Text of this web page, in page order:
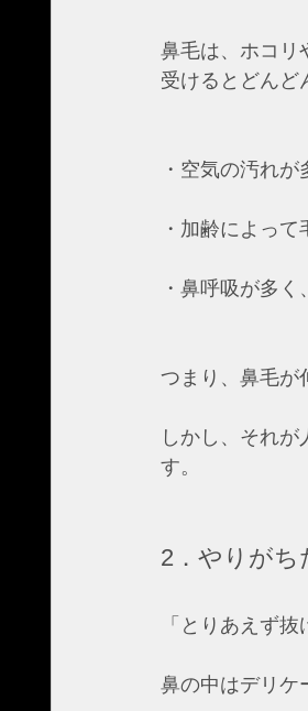
鼻毛は、ホコリ
受けるとどんど
・空気の汚れ
・加齢によっ
・鼻呼吸が多
つまり、鼻毛が
しかし、それ
す。
2．やりがち
「とりあえず
鼻の中はデリケ